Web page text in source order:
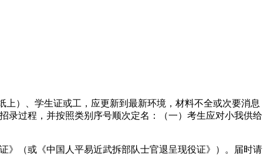
）、学生证或工，应更新到最新环境，材料不全或次要消息
录过程，并按照类别序号顺次定名：（一）考生应对小我供给
（或《中国人平易近武拆部队士官退呈现役证》）。届时请